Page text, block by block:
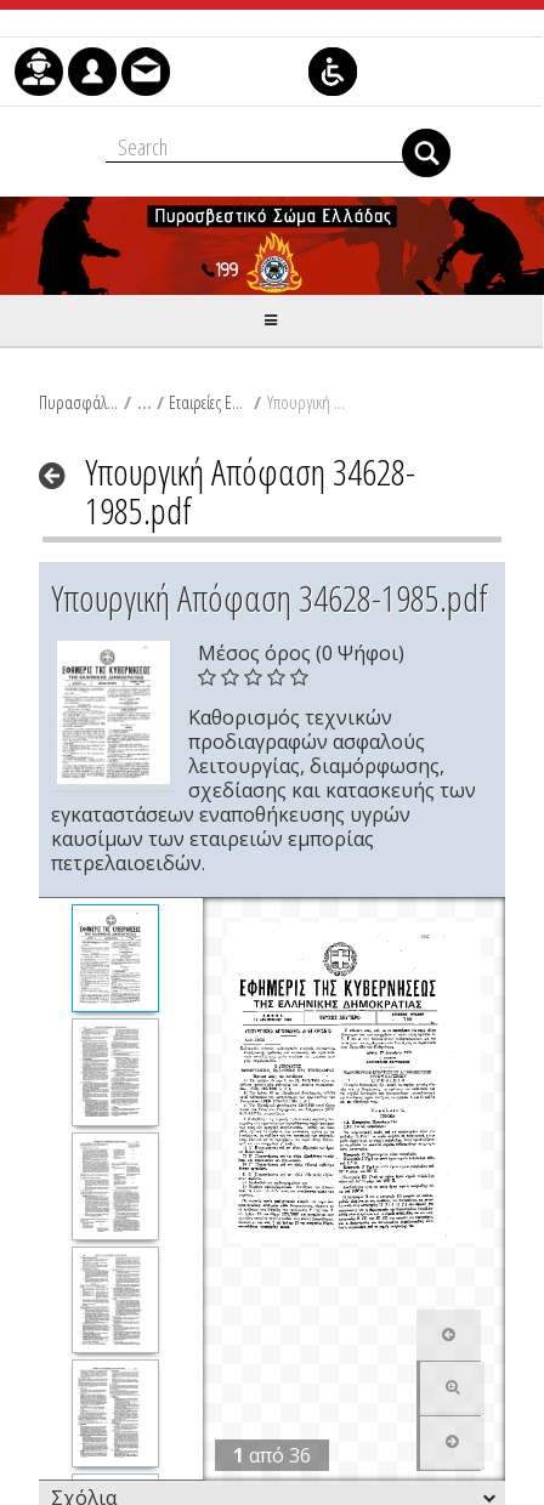
Μετάβαση στο περιεχόμενο
Πυρασφάλεια / Εταιρείες Εμπορίας Πετρελαιοειδών Προϊόντων / Υπουργική Απόφαση 34628-1985.pdf
Υπουργική Απόφαση 34628-
1985.pdf
Υπουργική Απόφαση 34628-1985.pdf
Μέσος όρος (0 Ψήφοι)
Καθορισμός τεχνικών
προδιαγραφών ασφαλούς
λειτουργίας, διαμόρφωσης,
σχεδίασης και κατασκευής των
εγκαταστάσεων εναποθήκευσης υγρών
καυσίμων των εταιρειών εμπορίας
πετρελαιοειδών.
1 από 36
Σχόλια